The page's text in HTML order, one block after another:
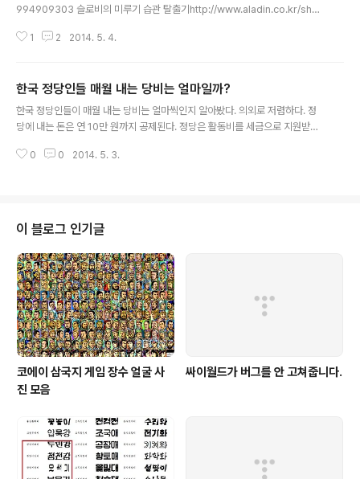
994909303 슬로비의 미루기 습관 탈출기http://www.aladin.co.kr/sho
in.co.kr/shop/wproduct.aspx?ISBN=895095074X 미루기병 고치기h
p/wproduct.aspx?ISBN=8989214157 미룸의 심리학http://www.alad
in.co.kr/shop/wproduc..
1 2 2014. 5. 4.
한국 정당인들 매월 내는 당비는 얼마일까?
한국 정당인들이 매월 내는 당비는 얼마씩인지 알아봤다. 의외로 저렴하다. 정
당에 내는 돈은 연 10만 원까지 공제된다. 정당은 활동비를 세금으로 지원받기
정당의 활동개황 및 회계보고 http://www.nec.go.kr/portal/bbs/view/B0
새정치민주연합: 천 원 이상 새누리당: 2천 원 이상 권장 2014.5.3. 문서다. 최
신판은 각 당 홈페이지에 있다.
0 0 2014. 5. 3.
이 블로그 인기글
코에이 삼국지 게임 장수 얼굴 사
진 모음
싸이월드가 버그를 안 고쳐줍니다.